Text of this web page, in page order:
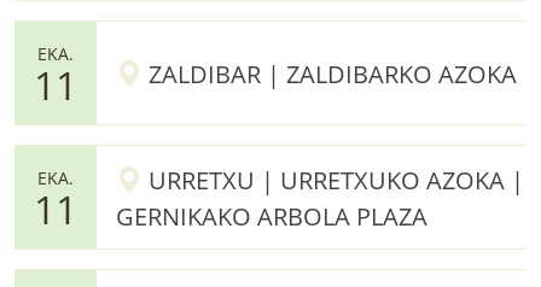
EKA.
11 ZALDIBAR | ZALDIBARKO AZOKA
EKA.
11
URRETXU | URRETXUKO AZOKA |
GERNIKAKO ARBOLA PLAZA